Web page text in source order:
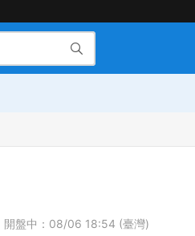
開盤中：08/06 18:54 (臺灣)